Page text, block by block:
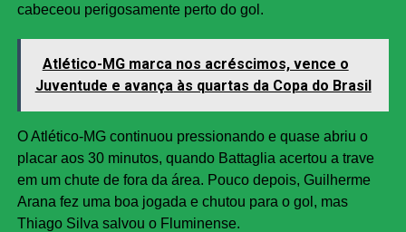
cabeceou perigosamente perto do gol.
Atlético-MG marca nos acréscimos, vence o
Juventude e avança às quartas da Copa do Brasil
O Atlético-MG continuou pressionando e quase abriu o
placar aos 30 minutos, quando Battaglia acertou a trave
em um chute de fora da área. Pouco depois, Guilherme
Arana fez uma boa jogada e chutou para o gol, mas
Thiago Silva salvou o Fluminense.